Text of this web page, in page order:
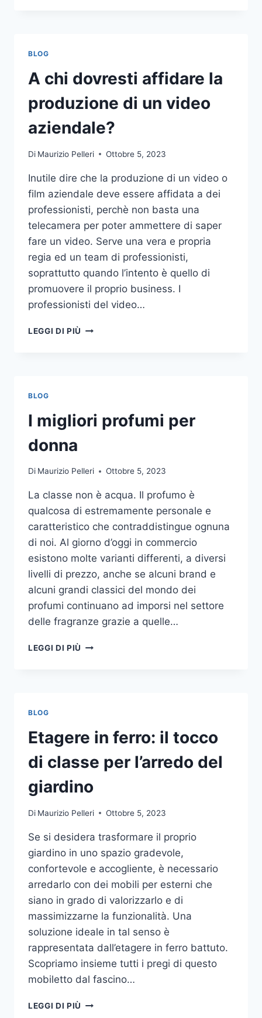
NELLE
SCOMMESSE
SPORTIVE
ONLINE
BLOG
A chi dovresti affidare la
produzione di un video
aziendale?
Di Maurizio Pelleri Ottobre 5, 2023
Inutile dire che la produzione di un video o
film aziendale deve essere affidata a dei
professionisti, perchè non basta una
telecamera per poter ammettere di saper
fare un video. Serve una vera e propria
regia ed un team di professionisti,
soprattutto quando l’intento è quello di
promuovere il proprio business. I
professionisti del video…
LEGGI DI PIÙ
VIDEO
BLOG
I migliori profumi per
donna
Di Maurizio Pelleri Ottobre 5, 2023
La classe non è acqua. Il profumo è
qualcosa di estremamente personale e
caratteristico che contraddistingue ognuna
di noi. Al giorno d’oggi in commercio
esistono molte varianti differenti, a diversi
livelli di prezzo, anche se alcuni brand e
alcuni grandi classici del mondo dei
profumi continuano ad imporsi nel settore
delle fragranze grazie a quelle…
LEGGI DI PIÙ
BLOG
Etagere in ferro: il tocco
di classe per l’arredo del
giardino
Di Maurizio Pelleri Ottobre 5, 2023
Se si desidera trasformare il proprio
giardino in uno spazio gradevole,
confortevole e accogliente, è necessario
arredarlo con dei mobili per esterni che
siano in grado di valorizzarlo e di
massimizzarne la funzionalità. Una
soluzione ideale in tal senso è
rappresentata dall’etagere in ferro battuto.
Scopriamo insieme tutti i pregi di questo
mobiletto dal fascino…
LEGGI DI PIÙ ETAGERE